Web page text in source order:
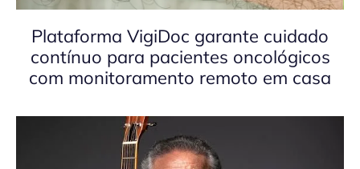
Plataforma VigiDoc garante cuidado
contínuo para pacientes oncológicos
com monitoramento remoto em casa